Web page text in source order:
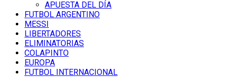
APUESTA DEL DÍA
FUTBOL ARGENTINO
MESSI
LIBERTADORES
ELIMINATORIAS
COLAPINTO
EUROPA
FUTBOL INTERNACIONAL